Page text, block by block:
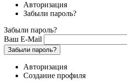
Авторизация
Забыли пароль?
Забыли пароль?
Ваш E-Mail
Забыли пароль?
Авторизация
Создание профиля